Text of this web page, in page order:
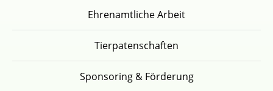
Ehrenamtliche Arbeit
Tierpatenschaften
Sponsoring & Förderung